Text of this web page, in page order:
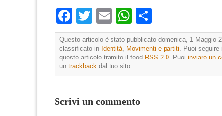
Facebook
TwitterEmailWhatsApp
Questo articolo è stato pubblicato domenica, 1 Maggio
classificato in Identità Movimenti e partiti . Puoi
questo articolo tramite il feed RSS 2.0 . Puoi inviare un
un trackback dal tuo sito.
Scrivi un commento